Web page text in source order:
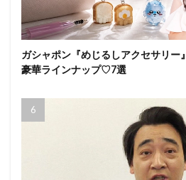
ガシャポン『めじるしアクセサリー
豪華ラインナップ♡7選